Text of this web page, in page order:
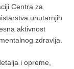
Centra za
unutarnjih
aktivnost
zdravlja.
i opreme,